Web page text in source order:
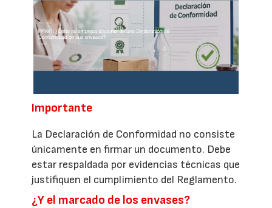
Importante
La Declaración de Conformidad no consiste
únicamente en firmar un documento. Debe
estar respaldada por evidencias técnicas que
justifiquen el cumplimiento del Reglamento.
¿Y el marcado de los envases?